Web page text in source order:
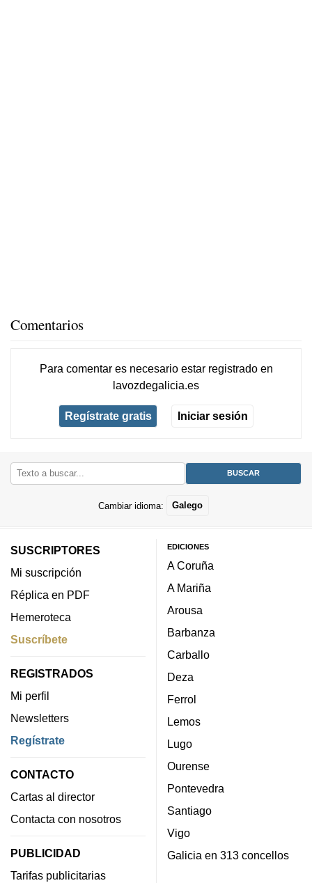
Comentarios
Para comentar es necesario estar registradoen
lavozdegalicia.es
Regístrate gratis Iniciar sesión
Cambiar idioma: Galego
SUSCRIPTORES
Mi suscripción
Réplica en PDF
Hemeroteca
Suscríbete
REGISTRADOS
Mi perfil
Newsletters
Regístrate
CONTACTO
Cartas al director
Contacta con nosotros
PUBLICIDAD
Tarifas publicitarias
EDICIONES
A Coruña
A Mariña
Arousa
Barbanza
Carballo
Deza
Ferrol
Lemos
Lugo
Ourense
Pontevedra
Santiago
Vigo
Galicia en 313 concellos